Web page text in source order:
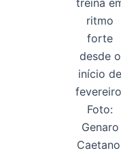
treina
ritmo
forte
desde o
início de
Foto:
Genaro
Caetano